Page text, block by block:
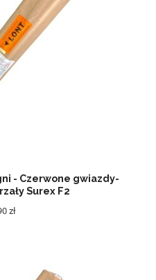
- Czerwone gwiazdy-
Surex F2
zł